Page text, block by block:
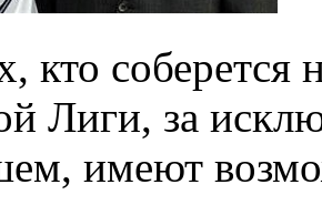
кто
Лиги, за
имеют